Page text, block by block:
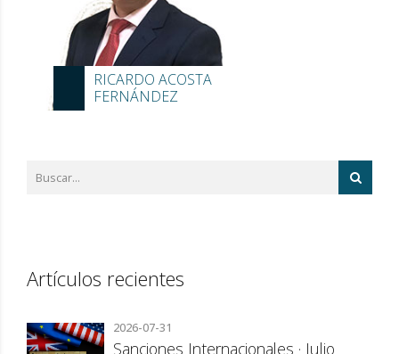
RICARDO ACOSTA
FERNÁNDEZ
Artículos recientes
2026-07-31
Sanciones Internacionales · Julio